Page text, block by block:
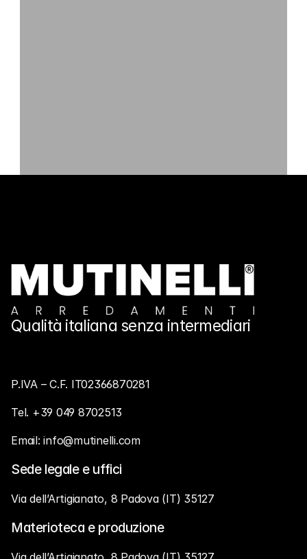
Qualità italiana senza intermediari
P.IVA – C.F. IT02366870281
Tel. +39 049 8702513
Email: info@mutinelli.com
Sede legale e uffici
Via dell’Artigianato, 8 Padova (IT) 35127
Materioteca e produzione